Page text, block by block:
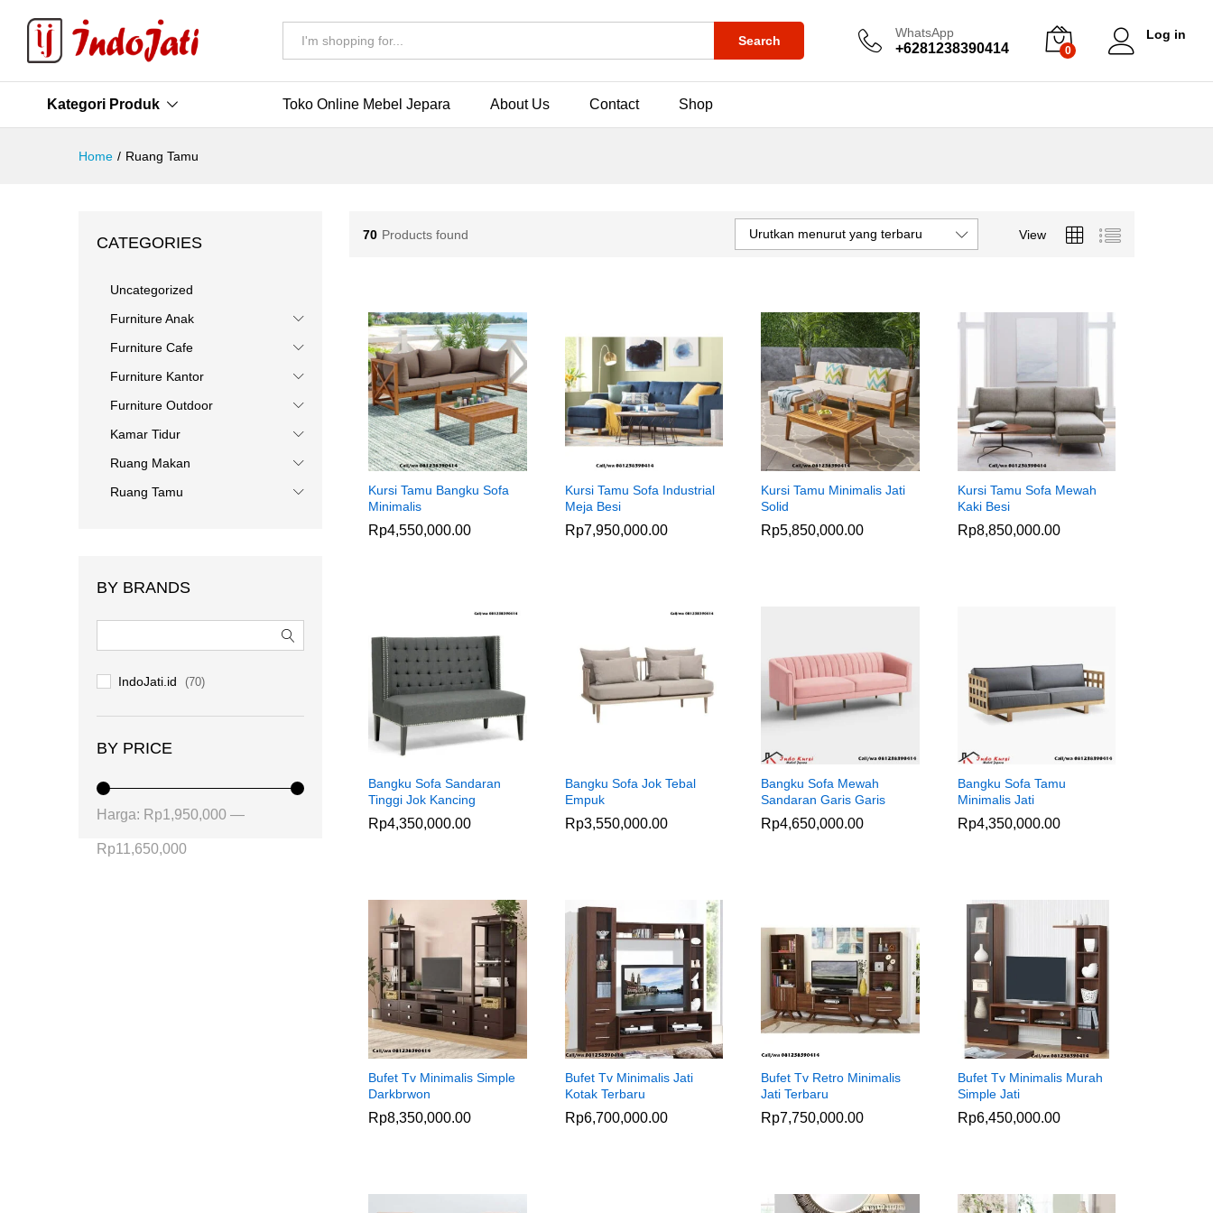
Search
WhatsApp
+6281238390414 0
Log in
Kategori Produk Toko Online Mebel Jepara About Us Contact Shop
Home / Ruang Tamu
70 Products found View
Urutkan menurut yang terbaru
Kursi Tamu Bangku Sofa
Minimalis
Rp4,550,000.00
Rp4,550,000.00
Kursi Tamu Sofa Industrial
Meja Besi
Rp7,950,000.00
Rp7,950,000.00
Kursi Tamu Minimalis Jati
Solid
Rp5,850,000.00
Rp5,850,000.00
Kursi Tamu Sofa Mewah
Kaki Besi
Rp8,850,000.00
Rp8,850,000.00
Bangku Sofa Sandaran
Tinggi Jok Kancing
Rp4,350,000.00
Rp4,350,000.00
Bangku Sofa Jok Tebal
Empuk
Rp3,550,000.00
Rp3,550,000.00
Bangku Sofa Mewah
Sandaran Garis Garis
Rp4,650,000.00
Rp4,650,000.00
Bangku Sofa Tamu
Minimalis Jati
Rp4,350,000.00
Rp4,350,000.00
Bufet Tv Minimalis Simple
Darkbrwon
Rp8,350,000.00
Rp8,350,000.00
Bufet Tv Minimalis Jati
Kotak Terbaru
Rp6,700,000.00
Rp6,700,000.00
Bufet Tv Retro Minimalis
Jati Terbaru
Rp7,750,000.00
Rp7,750,000.00
Bufet Tv Minimalis Murah
Simple Jati
Rp6,450,000.00
Rp6,450,000.00
CATEGORIES
Uncategorized
Furniture Anak
Furniture Cafe
Furniture Kantor
Furniture Outdoor
Kamar Tidur
Ruang Makan
Ruang Tamu
BY BRANDS
IndoJati.id (70)
BY PRICE
Harga: Rp1,950,000 —
Rp11,650,000